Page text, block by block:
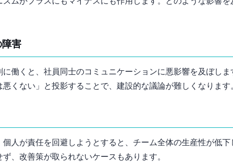
障害
働くと、社員同士のコミュニケーションに悪影響を及ぼしま
くない」と投影することで、建設的な議論が難しくなります
人が責任を回避しようとすると、チーム全体の生産性が低下
、改善策が取られないケースもあります。